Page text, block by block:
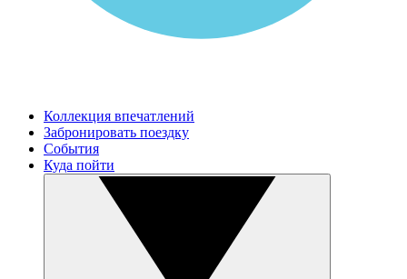
Коллекция впечатлений
Забронировать поездку
События
Куда пойти